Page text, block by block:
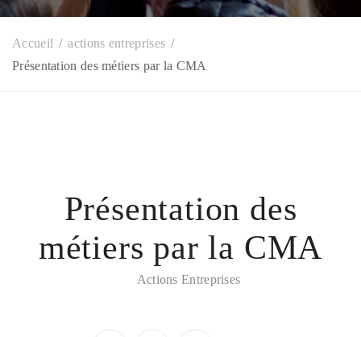
Accueil
actions entreprises
Présentation des métiers par la CMA
Présentation des
métiers par la CMA
Actions Entreprises